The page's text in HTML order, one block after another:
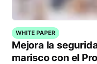
WHITE PAPER
Mejora la
marisco con el